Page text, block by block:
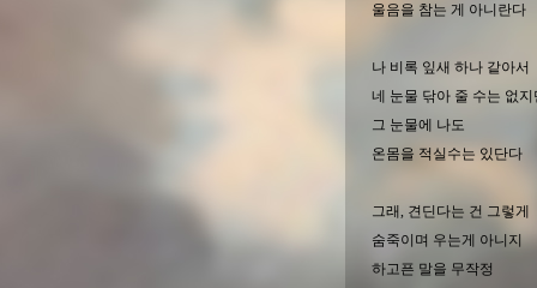
울음을 참는 게 아니란다
나 비록 잎새 하나 같아서
네 눈물 닦아 줄 수는 없지
그 눈물에 나도
온몸을 적실수는 있단다
그래, 견딘다는 건 그렇게
숨죽이며 우는게 아니지
하고픈 말을 무작정